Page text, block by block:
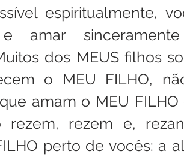
espiritualmente,
amar
dos MEUS filhos
o MEU FILHO,
amam o MEU FILHO
rezem, rezem e,
perto de vocês: a